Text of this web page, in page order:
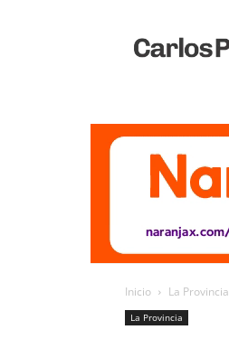
Vivo
Inicio La Provincia
La Provincia